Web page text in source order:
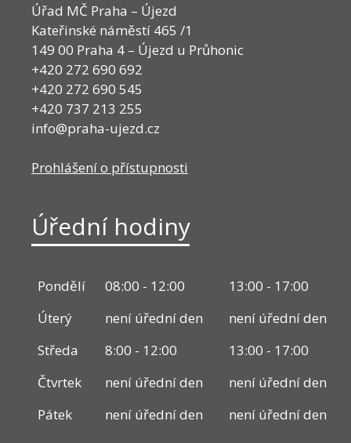
Úřad MČ Praha – Újezd
Kateřinské náměstí 465 /1
149 00 Praha 4 – Újezd u Průhonic
+420 272 690 692
+420 272 690 545
+420 737 213 255
info@praha-ujezd.cz
Prohlášení o přístupnosti
Úřední hodiny
Pondělí 08:00 - 12:00
13:00 - 17:00
Úterý
není úřední den
není úřední den
Středa
8:00 - 12:00
13:00 - 17:00
Čtvrtek
není úřední den
není úřední den
Pátek
není úřední den není úřední den